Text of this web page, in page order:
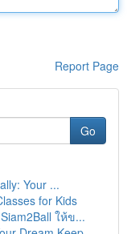
Report Page
Go
Your ...
for Kids
ให้ข...